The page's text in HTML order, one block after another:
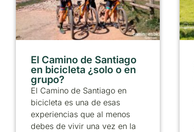
El Camino de Santiago
en bicicleta ¿solo o en
grupo?
El Camino de Santiago en
bicicleta es una de esas
experiencias que al menos
debes de vivir una vez en la